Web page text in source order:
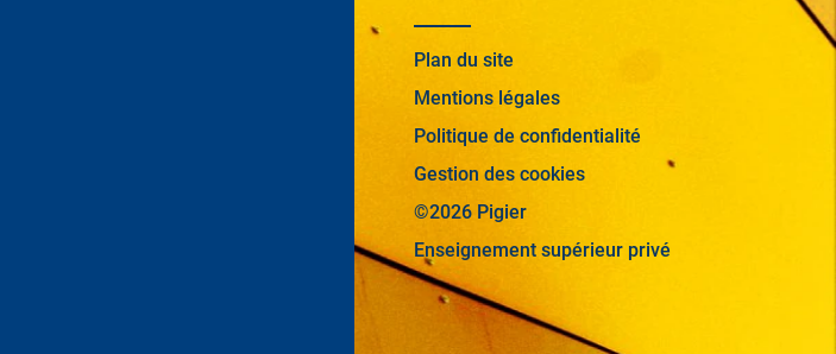
Plan du site
Mentions légales
Politique de confidentialité
Gestion des cookies
©2026 Pigier
Enseignement supérieur privé